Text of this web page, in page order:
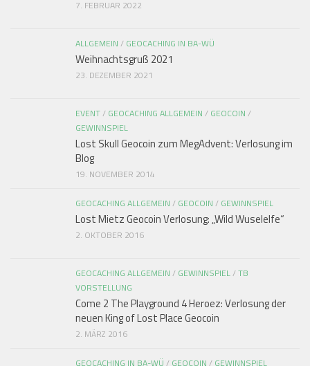
7. FEBRUAR 2022
ALLGEMEIN / GEOCACHING IN BA-WÜ
Weihnachtsgruß 2021
23. DEZEMBER 2021
EVENT/ GEOCACHING ALLGEMEIN / GEOCOIN /
GEWINNSPIEL
Lost Skull Geocoin zum MegAdvent: Verlosung im
Blog
19. NOVEMBER 2014
GEOCACHING ALLGEMEIN / GEOCOIN / GEWINNSPIEL
Lost Mietz Geocoin Verlosung: „Wild Wuselelfe“
2. OKTOBER 2016
GEOCACHING ALLGEMEIN / GEWINNSPIEL/TB
VORSTELLUNG
Come 2 The Playground 4 Heroez: Verlosung der
neuen King of Lost Place Geocoin
2. MÄRZ 2016
GEOCACHING IN BA-WÜ / GEOCOIN / GEWINNSPIEL